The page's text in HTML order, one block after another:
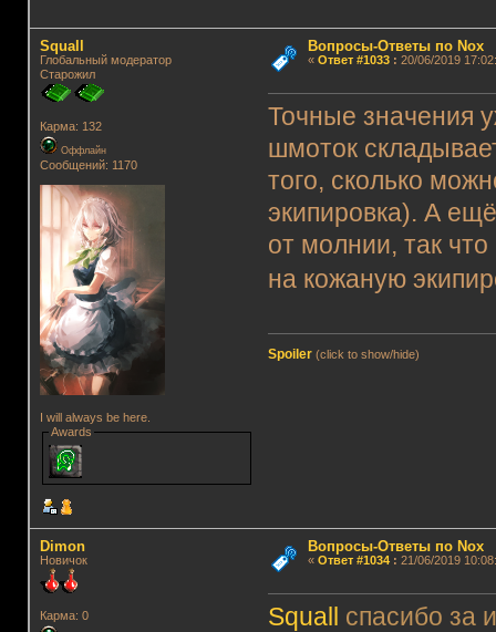
Squall
Глобальный модератор
Старожил
Карма: 132
Оффлайн
Сообщений: 1170
I will always be here.
Awards
Вопросы-Ответы по Nox
« Ответ #1033: 20/06/2019
Точные значения
шмоток
того, сколько
экипировка). А
от молнии, так
на кожаную
Spoiler (click to show/hide)
Dimon
Новичок
Карма: 0
Вопросы-Ответы по Nox
« Ответ #1034: 21/06/2019
Squall
спасибо за